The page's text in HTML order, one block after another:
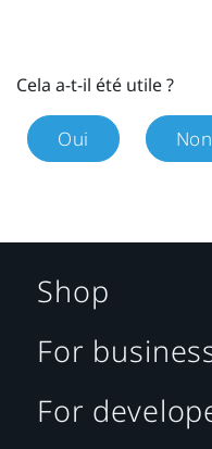
Cela a-t-il été utile ?
Oui Non
Shop
For
For